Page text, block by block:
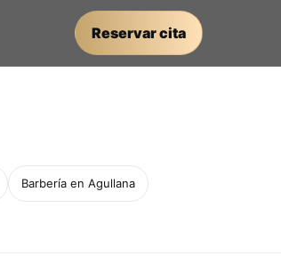
Reservar cita
Barbería en Agullana